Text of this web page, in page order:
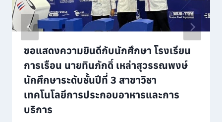
ขอแสดงความยินดีกับนักศึกษา โรงเรียน
การเรือน นายทินภักดิ์ เหล่าสุวรรณพงษ์
นักศึกษาระดับชั้นปีที่ 3 สาขาวิชา
เทคโนโลยีการประกอบอาหารและการ
บริการ